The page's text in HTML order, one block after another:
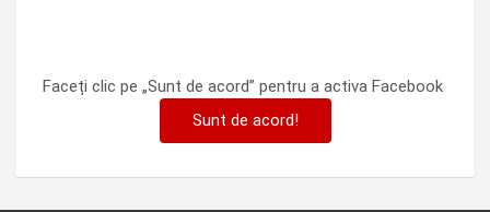
Faceți clic pe „Sunt de acord” pentru a activa Facebook
Sunt de acord!